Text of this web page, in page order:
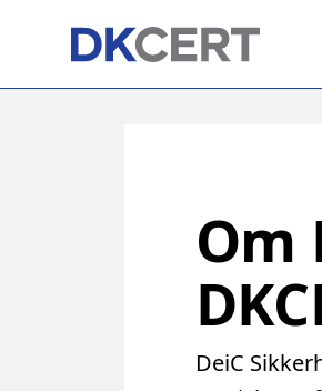
content
Om
DeiC